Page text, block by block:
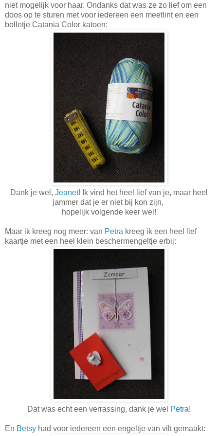
niet mogelijk voor haar. Ondanks dat was ze zo lief om een
doos op te sturen met voor iedereen een meetlint en een
bolletje Catania Color katoen:
Dank je wel, Jeanet! Ik vind het heel lief van je, maar heel
jammer dat je er niet bij kon zijn,
hopelijk volgende keer wel!
Maar ik kreeg nog meer: van Petra kreeg ik een heel lief
kaartje met een heel klein beschermengeltje erbij:
Dat was echt een verrassing, dank je wel Petra!
En Betsy had voor iedereen een engeltje van vilt gemaakt: